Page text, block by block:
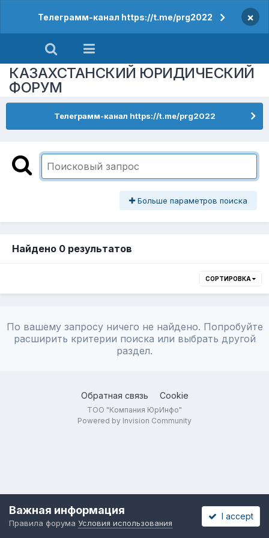
Телеграмм-канал https://t.me/prg2022 ×
КАЗАХСТАНСКИЙ ЮРИДИЧЕСКИЙ
ФОРУМ
Телеграмм-канал https://t.me/prg2022
Больше параметров поиска
Найдено 0 результатов
СОРТИРОВКА
По вашему запросу ничего не найдено. Попробуйте
расширить критерии поиска или выбрать другой
раздел.
Обратная связь Cookie
ТОО "Компания ЮрИнфо"
Powered by Invision Community
Важная информация
Правила форума Условия использования
I accept